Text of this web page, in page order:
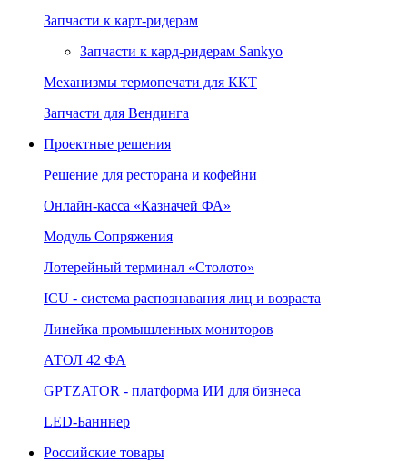
Запчасти к карт-ридерам
Запчасти к кард-ридерам Sankyo
Механизмы термопечати для ККТ
Запчасти для Вендинга
Проектные решения
Решение для ресторана и кофейни
Онлайн‑касса «Казначей ФА»
Модуль Сопряжения
Лотерейный терминал «Столото»
ICU - система распознавания лиц и возраста
Линейка промышленных мониторов
АТОЛ 42 ФА
GPTZATOR - платформа ИИ для бизнеса
LED-Банннер
Российские товары